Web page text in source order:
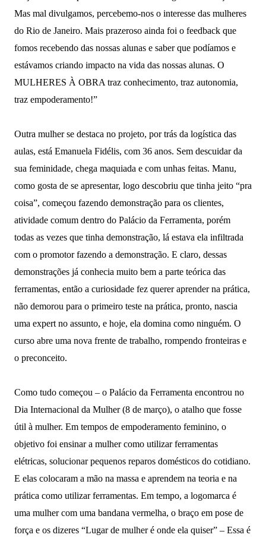
Mas mal divulgamos, percebemo-nos o interesse das mulheres
do Rio de Janeiro. Mais prazeroso ainda foi o feedback que
fomos recebendo das nossas alunas e saber que podíamos e
estávamos criando impacto na vida das nossas alunas. O
MULHERES À OBRA traz conhecimento, traz autonomia,
traz empoderamento!”
Outra mulher se destaca no projeto, por trás da logística das
aulas, está Emanuela Fidélis, com 36 anos. Sem descuidar da
sua feminidade, chega maquiada e com unhas feitas. Manu,
como gosta de se apresentar, logo descobriu que tinha jeito “pra
coisa”, começou fazendo demonstração para os clientes,
atividade comum dentro do Palácio da Ferramenta, porém
todas as vezes que tinha demonstração, lá estava ela infiltrada
com o promotor fazendo a demonstração. E claro, dessas
demonstrações já conhecia muito bem a parte teórica das
ferramentas, então a curiosidade fez querer aprender na prática,
não demorou para o primeiro teste na prática, pronto, nascia
uma expert no assunto, e hoje, ela domina como ninguém. O
curso abre uma nova frente de trabalho, rompendo fronteiras e
o preconceito.
Como tudo começou – o Palácio da Ferramenta encontrou no
Dia Internacional da Mulher (8 de março), o atalho que fosse
útil à mulher. Em tempos de empoderamento feminino, o
objetivo foi ensinar a mulher como utilizar ferramentas
elétricas, solucionar pequenos reparos domésticos do cotidiano.
E elas colocaram a mão na massa e aprendem na teoria e na
prática como utilizar ferramentas. Em tempo, a logomarca é
uma mulher com uma bandana vermelha, o braço em pose de
força e os dizeres “Lugar de mulher é onde ela quiser” – Essa é